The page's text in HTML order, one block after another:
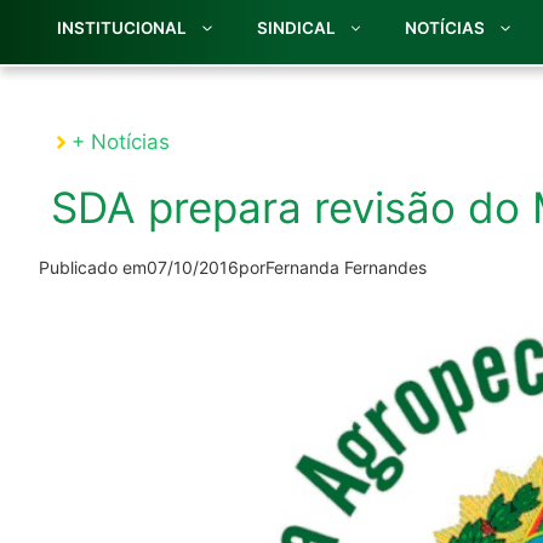
INSTITUCIONAL SINDICAL NOTÍCIAS
+ Notícias
SDA prepara revisão do
Publicado em07/10/2016porFernanda Fernandes